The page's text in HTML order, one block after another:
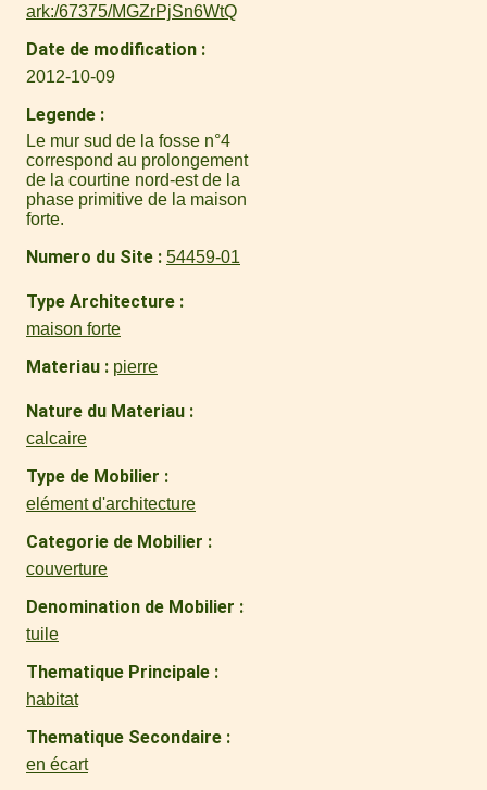
ark:/67375/MGZrPjSn6WtQ
Date de modification
2012-10-09
Legende
Le mur sud de la fosse n°4
correspond au prolongement
de la courtine nord-est de la
phase primitive de la maison
forte.
Numero du Site 54459-01
Type Architecture
maison forte
Materiau pierre
Nature du Materiau
calcaire
Type de Mobilier
elément d'architecture
Categorie de Mobilier
couverture
Denomination de Mobilier
tuile
Thematique Principale
habitat
Thematique Secondaire
en écart